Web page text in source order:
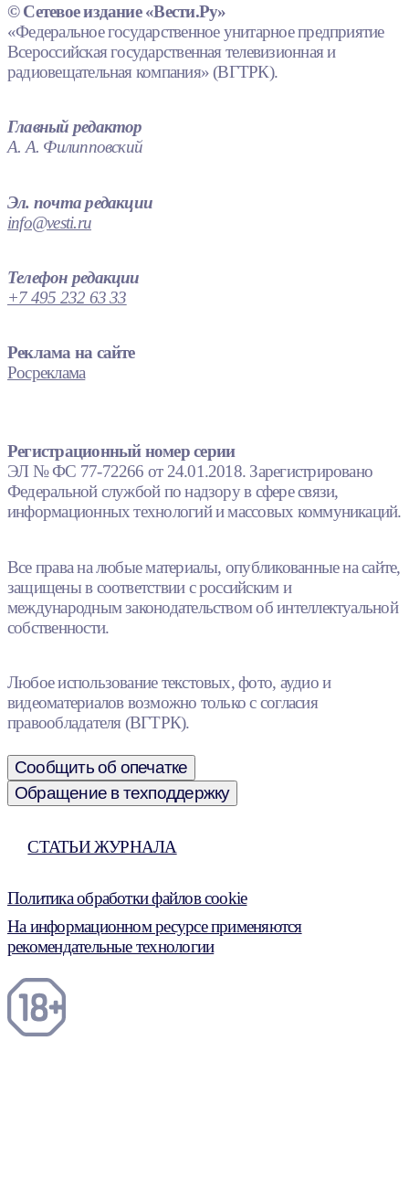
© Сетевое издание «Вести.Ру»
«Федеральное государственное унитарное предприятие
Всероссийская государственная телевизионная и
радиовещательная компания» (ВГТРК).
Главный редактор
А. А. Филипповский
Эл. почта редакции
info@vesti.ru
Телефон редакции
+7 495 232 63 33
Реклама на сайте
Росреклама
Регистрационный номер серии
ЭЛ № ФС 77-72266 от 24.01.2018. Зарегистрировано
Федеральной службой по надзору в сфере связи,
информационных технологий и массовых коммуникаций.
Все права на любые материалы, опубликованные на сайте,
защищены в соответствии с российским и
международным законодательством об интеллектуальной
собственности.
Любое использование текстовых, фото, аудио и
видеоматериалов возможно только с согласия
правообладателя (ВГТРК).
Сообщить об опечатке
Обращение в техподдержку
СТАТЬИ ЖУРНАЛА
Политика обработки файлов cookie
На информационном ресурсе применяются
рекомендательные технологии